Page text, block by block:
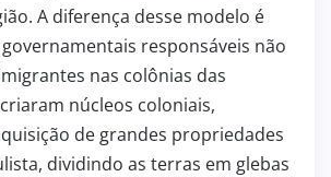
A diferença desse modelo é
responsáveis não
nas colônias das
núcleos coloniais,
de grandes propriedades
dividindo as terras em glebas